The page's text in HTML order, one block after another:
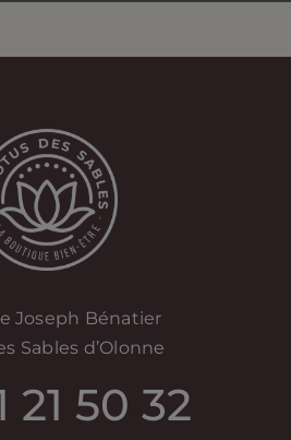
Joseph Bénatier
Sables d’Olonne
21 50 32